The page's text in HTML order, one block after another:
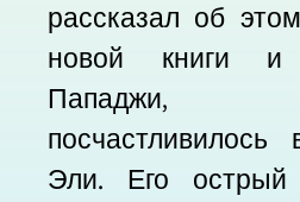
рассказал об
новой книги и
Пападжи,
посчастливилось
Эли. Его